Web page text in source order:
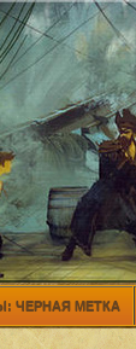
ЧЕРНАЯ МЕТКА